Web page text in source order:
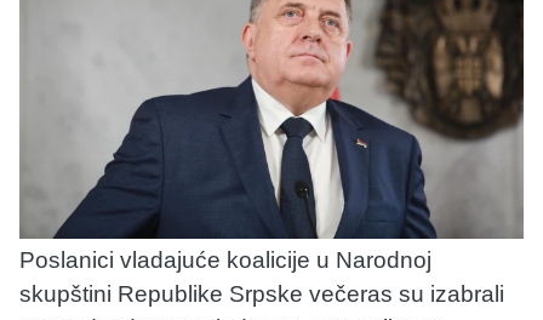
Poslanici vladajuće koalicije u Narodnoj
skupštini Republike Srpske večeras su izabrali